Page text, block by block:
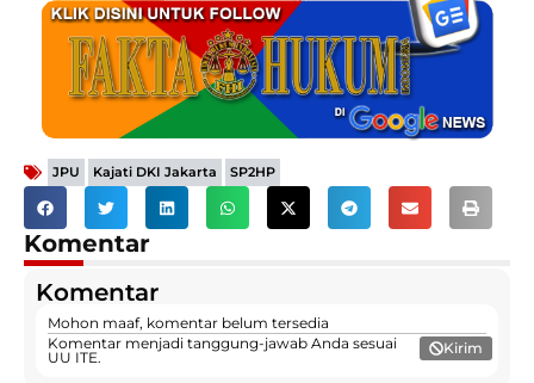
JPU Kajati DKI Jakarta SP2HP
Komentar
Komentar
Mohon maaf, komentar belum tersedia
Komentar menjadi tanggung-jawab Anda sesuai
UU ITE.
Kirim